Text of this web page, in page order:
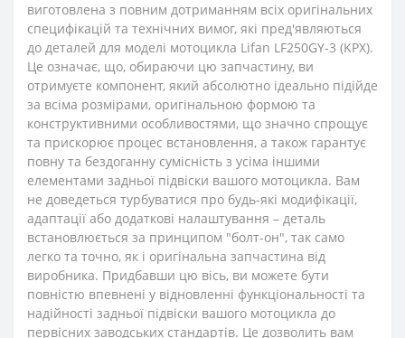
виготовлена з повним дотриманням всіх оригінальних
специфікацій та технічних вимог, які пред'являються
до деталей для моделі мотоцикла Lifan LF250GY-3 (KPX).
Це означає, що, обираючи цю запчастину, ви
отримуєте компонент, який абсолютно ідеально підійде
за всіма розмірами, оригінальною формою та
конструктивними особливостями, що значно спрощує
та прискорює процес встановлення, а також гарантує
повну та бездоганну сумісність з усіма іншими
елементами задньої підвіски вашого мотоцикла. Вам
не доведеться турбуватися про будь-які модифікації,
адаптації або додаткові налаштування – деталь
встановлюється за принципом "болт-он", так само
легко та точно, як і оригінальна запчастина від
виробника. Придбавши цю вісь, ви можете бути
повністю впевнені у відновленні функціональності та
надійності задньої підвіски вашого мотоцикла до
первісних заводських стандартів. Це дозволить вам